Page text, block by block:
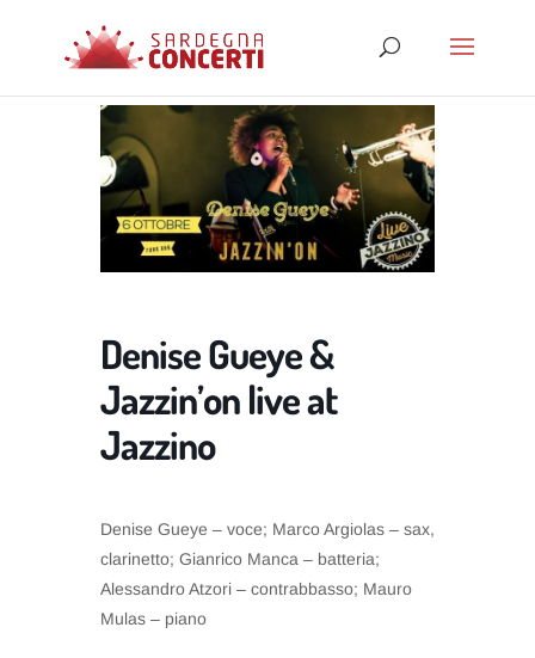
Denise Gueye &
Jazzin’on live at
Jazzino
Denise Gueye – voce; Marco Argiolas – sax,
clarinetto; Gianrico Manca – batteria;
Alessandro Atzori – contrabbasso; Mauro
Mulas – piano